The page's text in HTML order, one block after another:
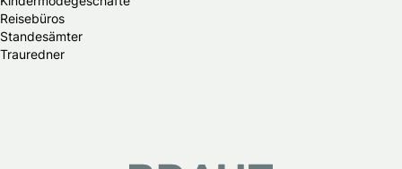
Reisebüros
Standesämter
Trauredner